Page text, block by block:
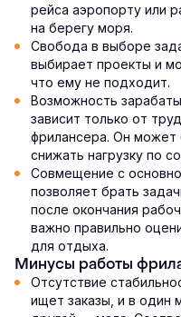
рейса аэропорту или
на берегу моря.
Свобода в выборе
выбирает проекты и
что ему не подходит.
Возможность
зависит только от
фрилансера. Он может
снижать нагрузку по
Совмещение с
позволяет брать
после окончания
важно правильно
для отдыха.
Минусы работы
Отсутствие
ищет заказы, и в один